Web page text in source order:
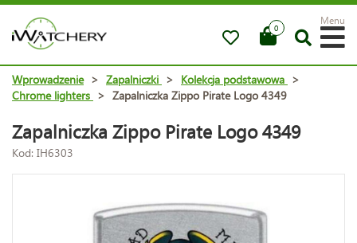
0
Menu
Wprowadzenie > Zapalniczki > Kolekcja podstawowa >
Chrome lighters > Zapalniczka Zippo Pirate Logo 4349
Zapalniczka Zippo Pirate Logo 4349
Kod: IH6303